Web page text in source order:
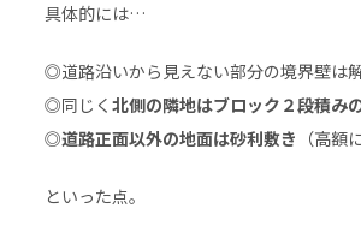
具体的には…
◎道路沿いから見えない部分の境界壁は
◎同じく 北側の隣地はブロック２段積み
◎道路正面以外の地面は砂利敷き （高額
といった点。